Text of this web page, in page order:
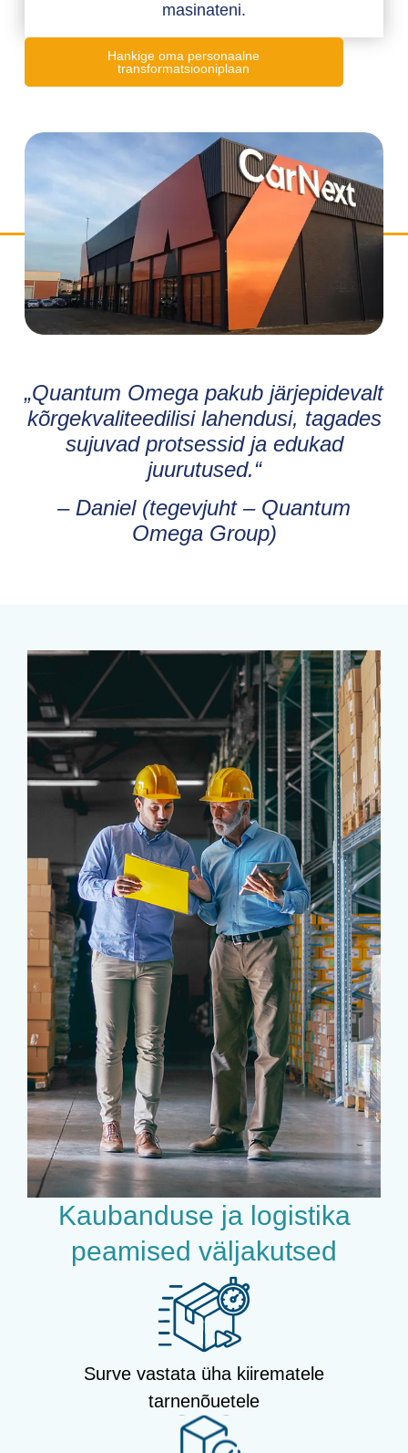
masinateni.
Hankige oma personaalne
transformatsiooniplaan
„Quantum Omega pakub järjepidevalt
kõrgekvaliteedilisi lahendusi, tagades
sujuvad protsessid ja edukad
juurutused.“
– Daniel (tegevjuht – Quantum
Omega Group)
Kaubanduse ja logistika
peamised väljakutsed
Surve vastata üha kiirematele
tarnenõuetele